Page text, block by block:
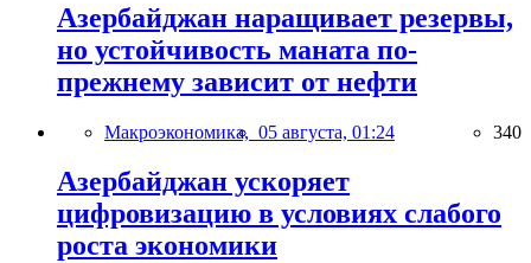
Азербайджан наращивает резервы,
но устойчивость маната по-
прежнему зависит от нефти
Макроэкономика, 05 августа, 01:24 340
Азербайджан ускоряет
цифровизацию в условиях слабого
роста экономики